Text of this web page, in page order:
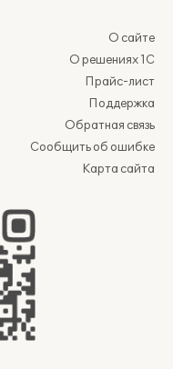
О сайте
О решениях 1С
Прайс-лист
Поддержка
Обратная связь
Сообщить об ошибке
Карта сайта